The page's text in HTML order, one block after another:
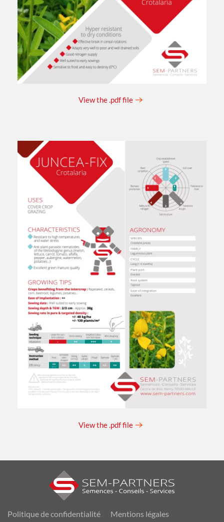
View the .pdf file
View the .pdf file
Politique de confidentialité Mentions légales